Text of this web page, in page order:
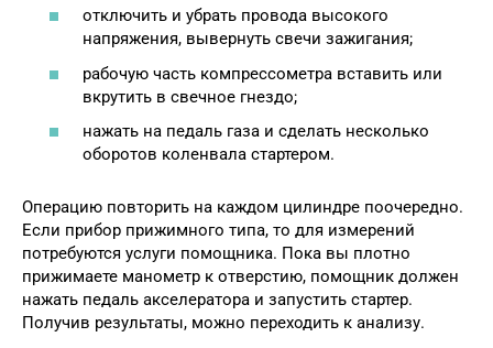
отключить и убрать провода высокого
напряжения, вывернуть свечи зажигания;
рабочую часть компрессометра вставить или
вкрутить в свечное гнездо;
нажать на педаль газа и сделать несколько
оборотов коленвала стартером.
Операцию повторить на каждом цилиндре поочередно.
Если прибор прижимного типа, то для измерений
потребуются услуги помощника. Пока вы плотно
прижимаете манометр к отверстию, помощник должен
нажать педаль акселератора и запустить стартер.
Получив результаты, можно переходить к анализу.